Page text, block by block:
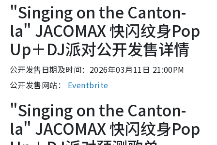
"Singing on the Canton-
la" JACOMAX 快闪纹身Pop
Up＋DJ派对公开发售详情
公开发售日期及时间：2026年03月11日 21:00PM
公开发售网站： Eventbrite
"Singing on the Canton-
la" JACOMAX 快闪纹身Pop